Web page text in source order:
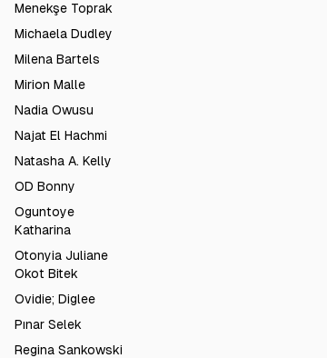
Menekşe Toprak
Michaela Dudley
Milena Bartels
Mirion Malle
Nadia Owusu
Najat El Hachmi
Natasha A. Kelly
OD Bonny
Oguntoye
Katharina
Otonyia Juliane
Okot Bitek
Ovidie; Diglee
Pınar Selek
Regina Sankowski